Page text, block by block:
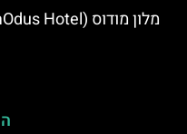
מלון מודוס (mOdus Hotel) ליד בית חב"ד ורנה